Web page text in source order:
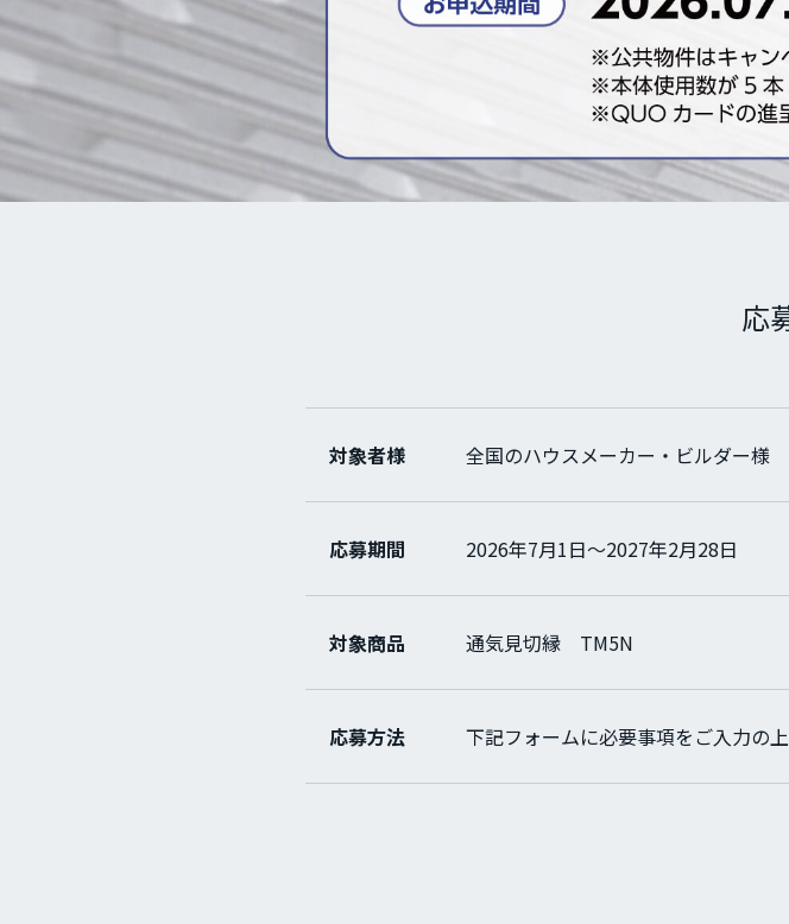
応
対象者様 全国のハウスメーカー・ビルダー様
応募期間 2026年7月1日～2027年2月28日
対象商品 通気見切縁 TM5N
応募方法 下記フォームに必要事項をご入力の